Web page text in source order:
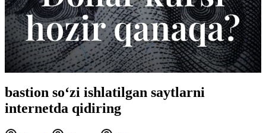
bastion so‘zi ishlatilgan saytlarni
internetda qidiring